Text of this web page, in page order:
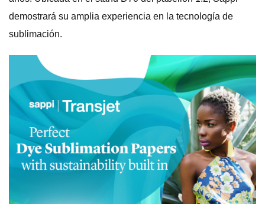
demostrará su amplia experiencia en la tecnología de
sublimación.